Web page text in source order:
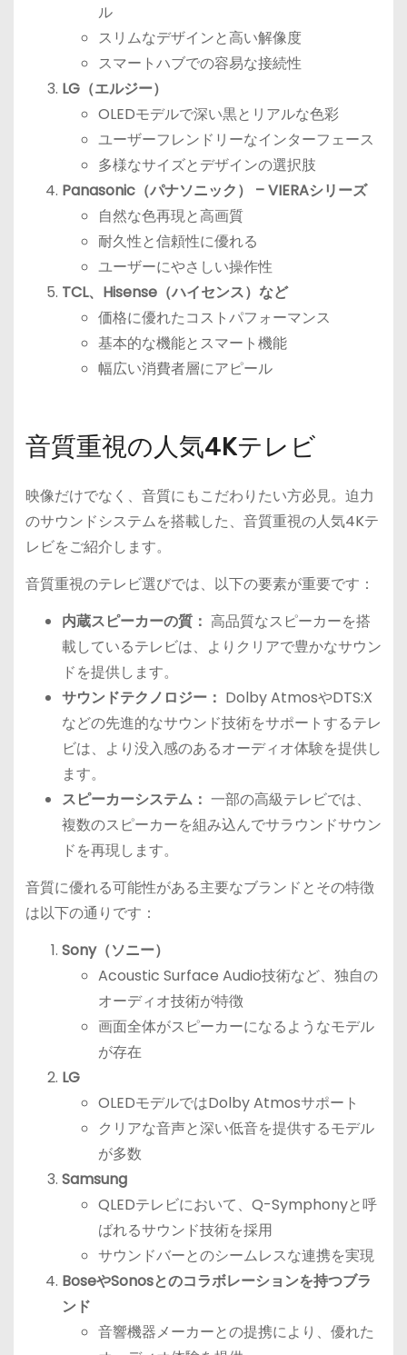
ル
スリムなデザインと高い解像度
スマートハブでの容易な接続性
LG（エルジー）
OLEDモデルで深い黒とリアルな色彩
ユーザーフレンドリーなインターフェース
多様なサイズとデザインの選択肢
Panasonic（パナソニック） – VIERAシリーズ
自然な色再現と高画質
耐久性と信頼性に優れる
ユーザーにやさしい操作性
TCL、Hisense（ハイセンス）など
価格に優れたコストパフォーマンス
基本的な機能とスマート機能
幅広い消費者層にアピール
音質重視の人気4Kテレビ
映像だけでなく、音質にもこだわりたい方必見。迫力
のサウンドシステムを搭載した、音質重視の人気4Kテ
レビをご紹介します。
音質重視のテレビ選びでは、以下の要素が重要です：
内蔵スピーカーの質： 高品質なスピーカーを搭
載しているテレビは、よりクリアで豊かなサウン
ドを提供します。
サウンドテクノロジー： Dolby AtmosやDTS:X
などの先進的なサウンド技術をサポートするテレ
ビは、より没入感のあるオーディオ体験を提供し
ます。
スピーカーシステム： 一部の高級テレビでは、
複数のスピーカーを組み込んでサラウンドサウン
ドを再現します。
音質に優れる可能性がある主要なブランドとその特徴
は以下の通りです：
Sony（ソニー）
Acoustic Surface Audio技術など、独自の
オーディオ技術が特徴
画面全体がスピーカーになるようなモデル
が存在
LG
OLEDモデルではDolby Atmosサポート
クリアな音声と深い低音を提供するモデル
が多数
Samsung
QLEDテレビにおいて、Q-Symphonyと呼
ばれるサウンド技術を採用
サウンドバーとのシームレスな連携を実現
BoseやSonosとのコラボレーションを持つブラ
ンド
音響機器メーカーとの提携により、優れた